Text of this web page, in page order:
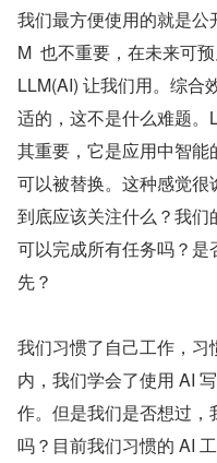
我们最方便使用的就是公
M  也不重要，在未来可
LLM(AI) 让我们用。综合
适的，这不是什么难题。
其重要，它是应用中智
可以被替换。这种感觉
到底应该关注什么？我
可以完成所有任务吗？
先？
我们习惯了自己工作，习
内，我们学会了使用 AI
作。但是我们是否想过，
吗？目前我们习惯的 AI